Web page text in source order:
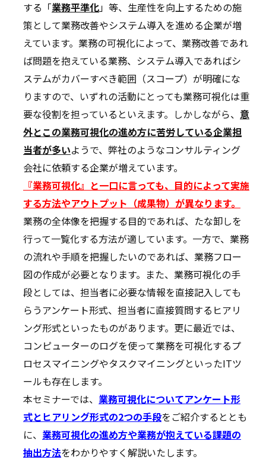
する「業務平準化」等、生産性を向上するための施
策として業務改善やシステム導入を進める企業が増
えています。業務の可視化によって、業務改善であれ
ば問題を抱えている業務、システム導入であればシ
ステムがカバーすべき範囲（スコープ）が明確にな
りますので、いずれの活動にとっても業務可視化は重
要な役割を担っているといえます。しかしながら、 意
外とこの業務可視化の進め方に苦労している企業担
当者が多いようで、弊社のようなコンサルティング
会社に依頼する企業が増えています。
『業務可視化』と一口に言っても、目的によって実施
する方法やアウトプット（成果物）が異なります。
業務の全体像を把握する目的であれば、たな卸しを
行って一覧化する方法が適しています。一方で、業務
の流れや手順を把握したいのであれば、業務フロー
図の作成が必要となります。また、業務可視化の手
段としては、担当者に必要な情報を直接記入しても
らうアンケート形式、担当者に直接質問するヒアリ
ング形式といったものがあります。更に最近では、
コンピューターのログを使って業務を可視化するプ
ロセスマイニングやタスクマイニングといったITツ
ールも存在します。
本セミナーでは、 業務可視化についてアンケート形
式とヒアリング形式の2つの手段をご紹介するととも
に、 業務可視化の進め方や業務が抱えている課題の
抽出方法をわかりやすく解説いたします。